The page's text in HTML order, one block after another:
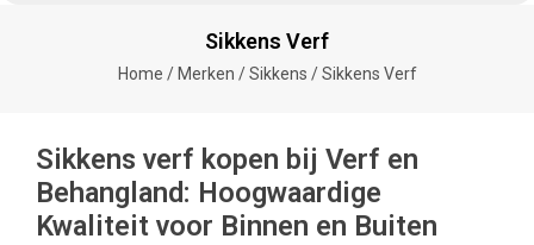
Sikkens Verf
Home / Merken /Sikkens /Sikkens Verf
Sikkens verf kopen bij Verf en
Behangland: Hoogwaardige
Kwaliteit voor Binnen en Buiten